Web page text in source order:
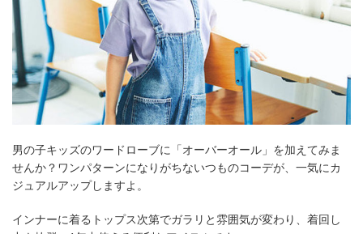
男の子キッズのワードローブに「オーバーオール」を加えてみま
せんか？ワンパターンになりがちないつものコーデが、一気にカ
ジュアルアップしますよ。
インナーに着るトップス次第でガラリと雰囲気が変わり、着回し